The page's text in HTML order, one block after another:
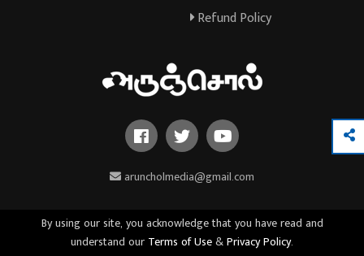
Refund Policy
aruncholmedia@gmail.com
By using our site, you acknowledge that you have read and
understand our Terms of Use&Privacy Policy.